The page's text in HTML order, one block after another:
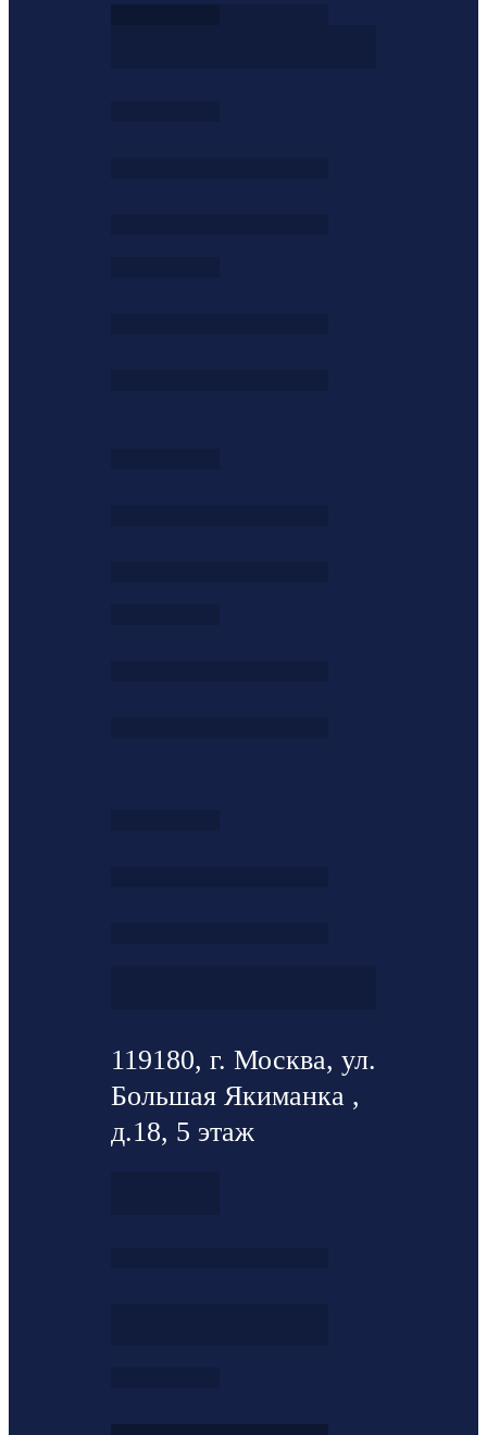
119180, г. Москва, ул.
Большая Якиманка ,
д.18, 5 этаж